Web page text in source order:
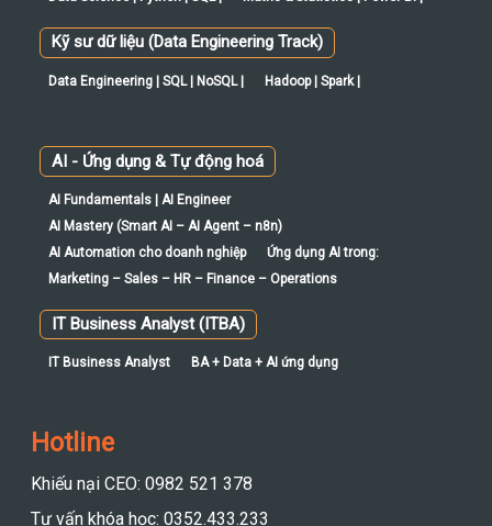
Khoa học dữ liệu (Data Science Track)
Data Science | Python | SQL | Maths & Statistics | Power BI |
Kỹ sư dữ liệu (Data Engineering Track)
AI - Ứng dụng & Tự động hoá
AI Fundamentals | AI Engineer
AI Mastery (Smart AI – AI Agent – n8n)
Marketing – Sales – HR – Finance – Operations
IT Business Analyst (ITBA)
Hotline